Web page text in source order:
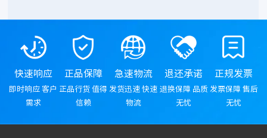
快速响应
即时响应 客户
需求
正品保障
正品行货 值得
信赖
急速物流
发货迅速 快速
物流
退还承诺
退换保障 品质
无忧
正规发票
发票保障 售后
无忧